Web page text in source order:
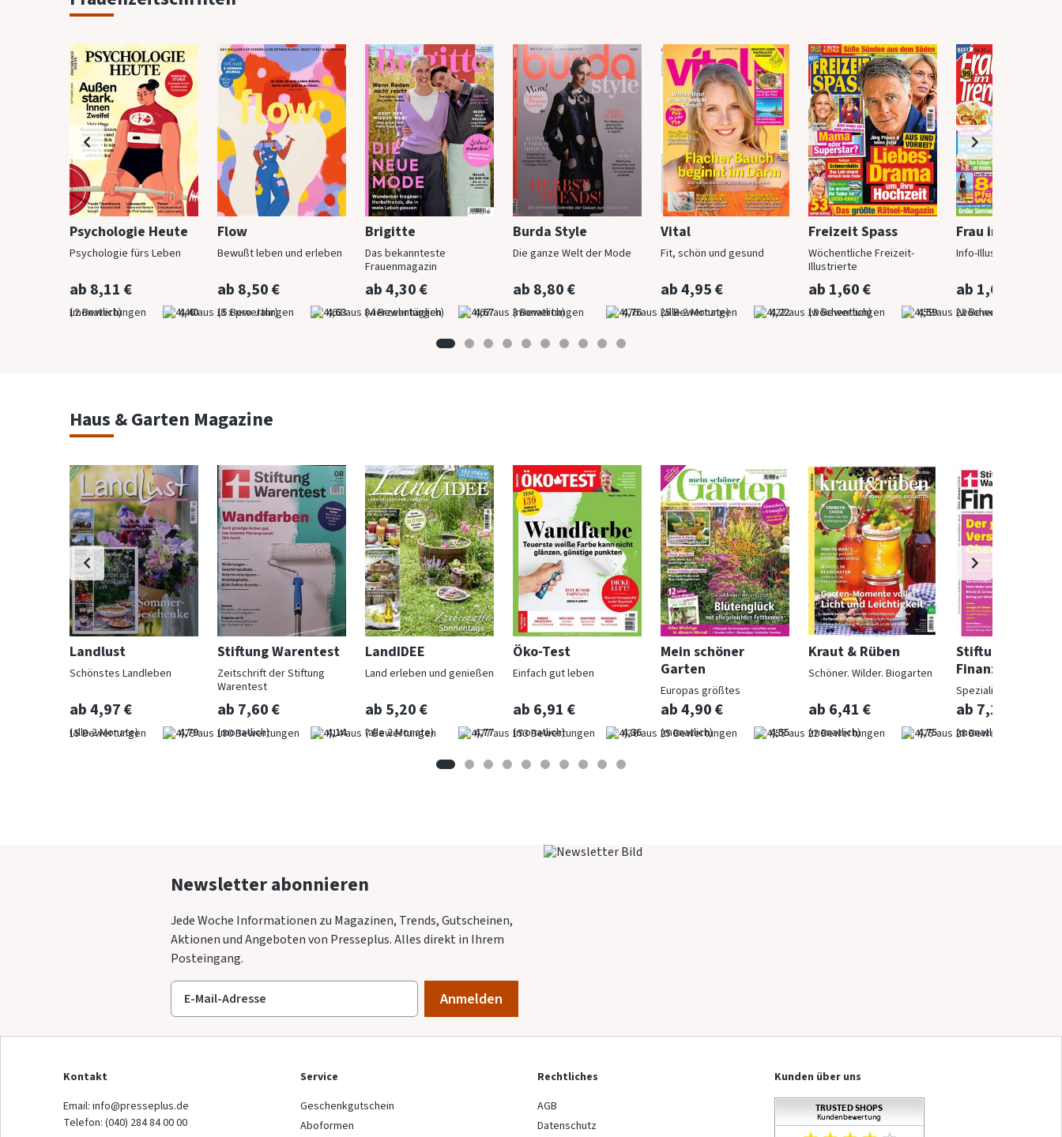
Psychologie Heute
Psychologie fürs Leben
ab 8,11 €
(monatlich) 4,40
Flow
Bewußt leben und erleben
ab 8,50 €
(8 x pro Jahr) 4,63
Brigitte
Das bekannteste
Frauenmagazin
ab 4,30 €
(vierzehntäglich) 4,67
Burda Style
Die ganze Welt der Mode
ab 8,80 €
(monatlich) 4,76
Vital
Fit, schön und gesund
ab 4,95 €
(alle 2 Monate) 4,22
Freizeit Spass
Wöchentliche Freizeit-
Illustrierte
ab 1,60 €
(wöchentlich) 4,59
Frau im Trend
Info-Illustrierte für
ab 1,60 €
(wöchentlich)
Haus & Garten Magazine
Landlust
Schönstes Landleben
ab 4,97 €
(alle 2 Monate) 4,79
Stiftung Warentest
Zeitschrift der Stiftung
Warentest
ab 7,60 €
(monatlich) 4,14
LandIDEE
Land erleben und genießen
ab 5,20 €
(alle 2 Monate) 4,77
Öko-Test
Einfach gut leben
ab 6,91 €
(monatlich) 4,36
Mein schöner
Garten
Europas größtes
Gartenmagazin
ab 4,90 €
(monatlich) 4,55
Kraut & Rüben
Schöner. Wilder. Biogarten
ab 6,41 €
(monatlich) 4,75
Stiftung
Finanzen
Spezialist in
ab 7,10 €
(monatlich)
Newsletter abonnieren
Jede Woche Informationen zu Magazinen, Trends, Gutscheinen,
Aktionen und Angeboten von Presseplus. Alles direkt in Ihrem
Posteingang.
Kontakt
Email: info@presseplus.de
Telefon: (040) 284 84 00 00
Service
Geschenkgutschein
Aboformen
Rechtliches
AGB
Datenschutz
Kunden über uns